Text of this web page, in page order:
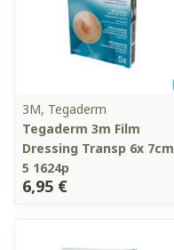
3M, Tegaderm
Tegaderm 3m Film
Dressing Transp 6x 7cm
5 1624p
6,95 €